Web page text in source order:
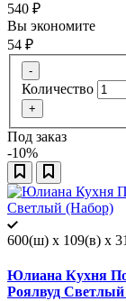
540 ₽
Вы экономите
54 ₽
-
Количество
+
Под заказ
-10%
600(ш) x 109(в) x
Юлиана Кухня
Роялвуд